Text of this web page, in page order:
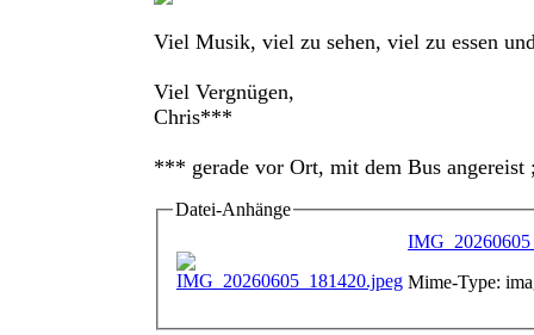
Viel Musik, viel zu sehen, viel zu essen
Viel Vergnügen,
Chris***
*** gerade vor Ort, mit dem Bus angereist
Datei-Anhänge
Mime-Type: